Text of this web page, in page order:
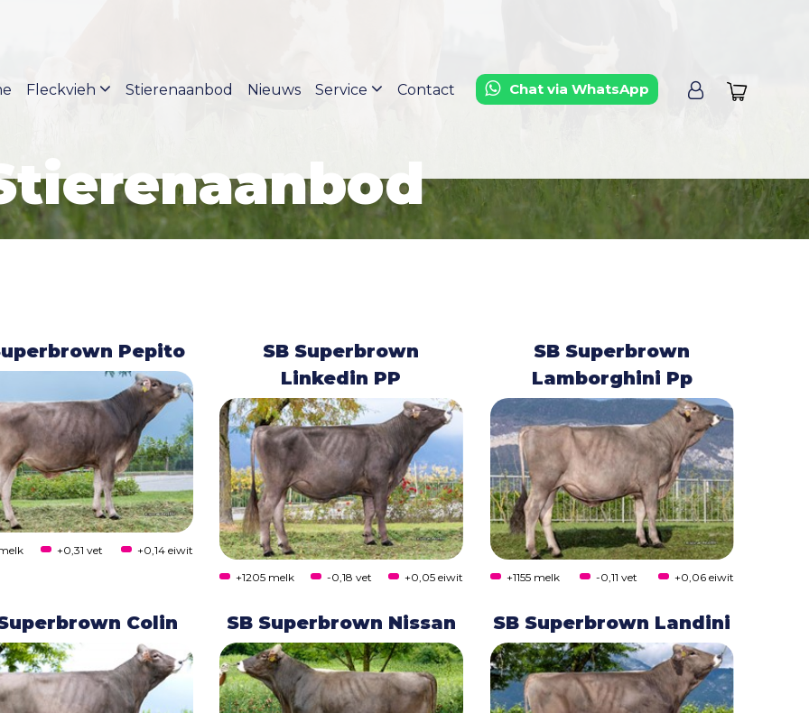
Fleckvieh Stierenaanbod Nieuws Service Contact Chat via WhatsApp
SB Superbrown Nissan
Pepito
+0,31 vet +0,14 eiwit
SB Superbrown Landini
SB Superbrown
Lamborghini Pp
+1155 melk -0,11 vet +0,06 eiwit
Colin
SB Superbrown
Linkedin PP
+1205 melk -0,18 vet +0,05 eiwit